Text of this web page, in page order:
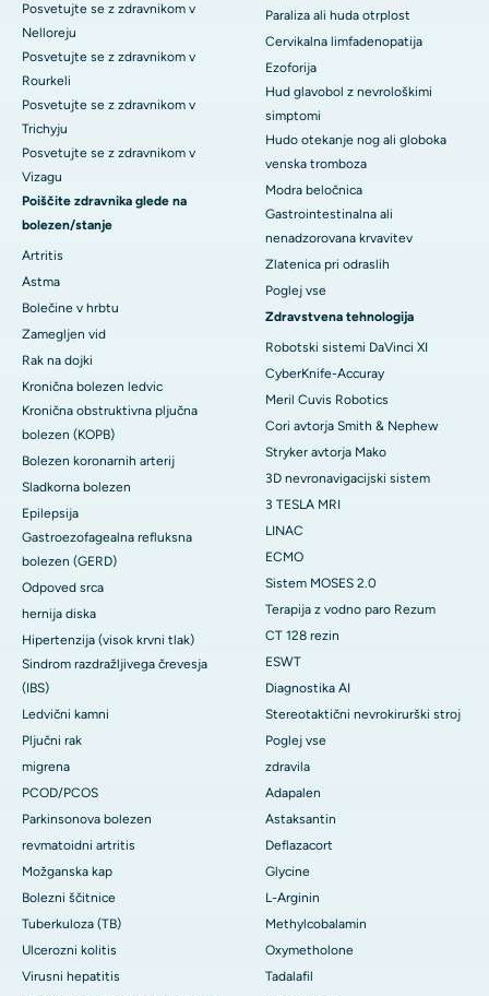
Posvetujte se z zdravnikom v
Nelloreju
Posvetujte se z zdravnikom v
Rourkeli
Posvetujte se z zdravnikom v
Trichyju
Posvetujte se z zdravnikom v
Vizagu
Poiščite zdravnika glede na
bolezen/stanje
Artritis
Astma
Bolečine v hrbtu
Zamegljen vid
Rak na dojki
Kronična bolezen ledvic
Kronična obstruktivna pljučna
bolezen (KOPB)
Bolezen koronarnih arterij
Sladkorna bolezen
Epilepsija
Gastroezofagealna refluksna
bolezen (GERD)
Odpoved srca
hernija diska
Hipertenzija (visok krvni tlak)
Sindrom razdražljivega črevesja
(IBS)
Ledvični kamni
Pljučni rak
migrena
PCOD/PCOS
Parkinsonova bolezen
revmatoidni artritis
Možganska kap
Bolezni ščitnice
Tuberkuloza (TB)
Ulcerozni kolitis
Virusni hepatitis
Paraliza ali huda otrplost
Cervikalna limfadenopatija
Ezoforija
Hud glavobol z nevrološkimi
simptomi
Hudo otekanje nog ali globoka
venska tromboza
Modra beločnica
Gastrointestinalna ali
nenadzorovana krvavitev
Zlatenica pri odraslih
Poglej vse
Zdravstvena tehnologija
Robotski sistemi DaVinci XI
CyberKnife-Accuray
Meril Cuvis Robotics
Cori avtorja Smith & Nephew
Stryker avtorja Mako
3D nevronavigacijski sistem
3 TESLA MRI
LINAC
ECMO
Sistem MOSES 2.0
Terapija z vodno paro Rezum
CT 128 rezin
ESWT
Diagnostika AI
Stereotaktični nevrokirurški stroj
Poglej vse
zdravila
Adapalen
Astaksantin
Deflazacort
Glycine
L-Arginin
Methylcobalamin
Oxymetholone
Tadalafil